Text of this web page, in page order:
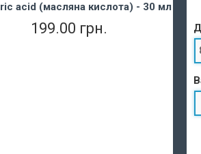
acid (масляна кислота) - 30 мл
199.00 грн.